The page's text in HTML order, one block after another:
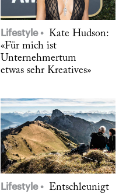
Lifestyle
Kate Hudson:
«Für mich ist
Unternehmertum
etwas sehr Kreatives»
Lifestyle
Entschleunigt